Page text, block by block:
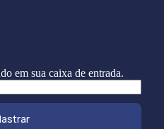
em sua caixa de entrada.